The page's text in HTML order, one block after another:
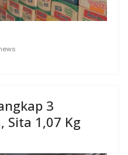
3
Sita 1,07 Kg